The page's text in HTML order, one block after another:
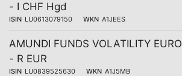
- I CHF Hgd
ISIN LU0613079150 WKN A1JEES
AMUNDI FUNDS VOLATILITY EURO
- R EUR
ISIN LU0839525630 WKN A1J5MB